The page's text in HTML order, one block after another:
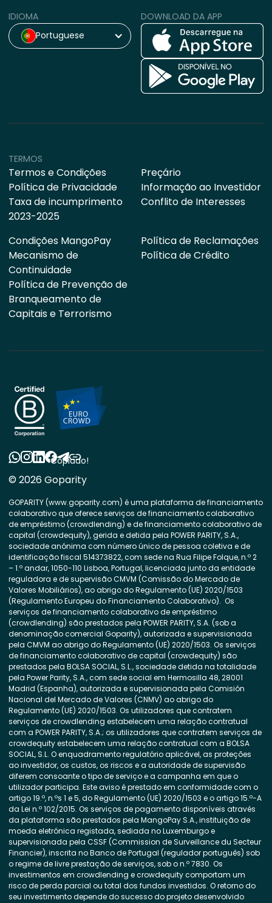
IDIOMA
Portuguese
DOWNLOAD DA APP
TERMOS
Termos e Condições
Política de Privacidade
Taxa de incumprimento
2023-2025
Preçário
Informação ao Investidor
Conflito de Interesses
Condições MangoPay
Mecanismo de
Continuidade
Política de Prevenção de
Branqueamento de
Capitais e Terrorismo
Política de Reclamações
Política de Crédito
© 2026 Goparity
GOPARITY (www.goparity.com) é uma plataforma de financiamento
colaborativo que oferece serviços de financiamento colaborativo
de empréstimo (crowdlending) e de financiamento colaborativo de
capital (crowdequity), gerida e detida pela POWER PARITY, S.A.,
sociedade anónima com número único de pessoa coletiva e de
identificação fiscal 514373822, com sede na Rua Filipe Folque, n.º 2
– 1.º andar, 1050-110 Lisboa, Portugal, licenciada junto da entidade
reguladora e de supervisão CMVM (Comissão do Mercado de
Valores Mobiliários), ao abrigo do Regulamento (UE) 2020/1503
(Regulamento Europeu do Financiamento Colaborativo). Os
serviços de financiamento colaborativo de empréstimo
(crowdlending) são prestados pela POWER PARITY, S.A. (sob a
denominação comercial Goparity), autorizada e supervisionada
pela CMVM ao abrigo do Regulamento (UE) 2020/1503. Os serviços
de financiamento colaborativo de capital (crowdequity) são
prestados pela BOLSA SOCIAL, S.L., sociedade detida na totalidade
pela Power Parity, S.A., com sede social em Hermosilla 48, 28001
Madrid (Espanha), autorizada e supervisionada pela Comisión
Nacional del Mercado de Valores (CNMV) ao abrigo do
Regulamento (UE) 2020/1503. Os utilizadores que contratem
serviços de crowdlending estabelecem uma relação contratual
com a POWER PARITY, S.A.; os utilizadores que contratem serviços de
crowdequity estabelecem uma relação contratual com a BOLSA
SOCIAL, S.L. O enquadramento regulatório aplicável, as proteções
ao investidor, os custos, os riscos e a autoridade de supervisão
diferem consoante o tipo de serviço e a campanha em que o
utilizador participa. Este aviso é prestado em conformidade com o
artigo 19.º, n.ºs 1 e 5, do Regulamento (UE) 2020/1503 e o artigo 15.º-A
da Lei n.º 102/2015. Os serviços de pagamento disponíveis através
da plataforma são prestados pela MangoPay S.A., instituição de
moeda eletrónica registada, sediada no Luxemburgo e
supervisionada pela CSSF (Commission de Surveillance du Secteur
Financier), inscrita no Banco de Portugal (regulador português) sob
o regime de livre prestação de serviços, sob o n.º 7830. Os
investimentos em crowdlending e crowdequity comportam um
risco de perda parcial ou total dos fundos investidos. O retorno do
seu investimento depende do sucesso do projeto desenvolvido
Copiado!